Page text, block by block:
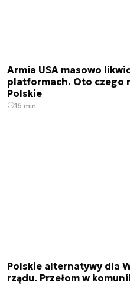
Armia USA masowo
platformach. Oto czego
Polskie
16 min.
Polskie alternatywy dla
rządu. Przełom w